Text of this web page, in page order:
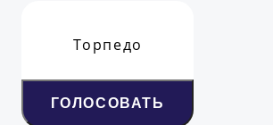
Торпедо
ГОЛОСОВАТЬ